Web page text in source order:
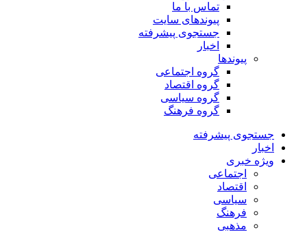
تماس با ما
پیوندهای سایت
جستجوی پیشرفته
اخبار
پیوندها
گروه اجتماعی
گروه اقتصاد
گروه سیاسی
گروه فرهنگ
جستجوی پیشرفته
اخبار
ویژه خبری
اجتماعی
اقتصاد
سیاسی
فرهنگ
مذهبی